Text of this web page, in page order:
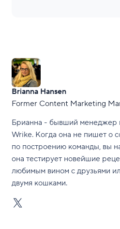
Brianna Hansen
Former Content Marketing
Брианна - бывший менеджер
Wrike. Когда она не пишет о
по построению команды, вы
она тестирует новейшие
любимым вином с друзьями
двумя кошками.